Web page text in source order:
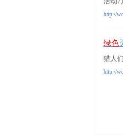
http://
绿色
猎人
http://